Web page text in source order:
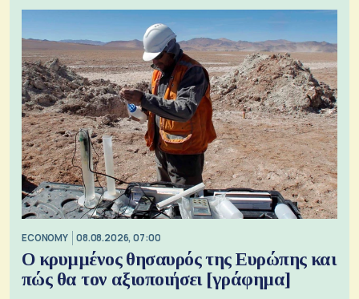
ECONOMY 08.08.2026, 07:00
Ο κρυμμένος θησαυρός της Ευρώπης και
πώς θα τον αξιοποιήσει [γράφημα]